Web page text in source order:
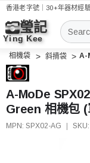
香港老字號｜30+年器材經
搜
索
相機袋 斜揹袋
A-MoDe
Green 相機包 (
MPN: SPX02-AG SKU: